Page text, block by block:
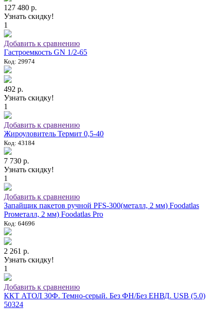
127 480 р.
Узнать скидку!
1
Добавить к сравнению
Гастроемкость GN 1/2-65
Код: 29974
492 р.
Узнать скидку!
1
Добавить к сравнению
Жироуловитель Термит 0,5-40
Код: 43184
7 730 р.
Узнать скидку!
1
Добавить к сравнению
Запайщик пакетов ручной PFS-300(металл, 2 мм) Foodatlas
Proметалл, 2 мм) Foodatlas Pro
Код: 64696
2 261 р.
Узнать скидку!
1
Добавить к сравнению
ККТ АТОЛ 30Ф. Темно-серый. Без ФН/Без ЕНВД. USB (5.0)
50324